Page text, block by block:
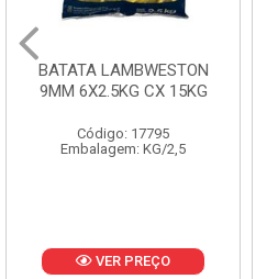
BATATA LAMBWESTON
9MM 6X2.5KG CX 15KG
Código: 17795
Embalagem: KG/2,5
VER PREÇO